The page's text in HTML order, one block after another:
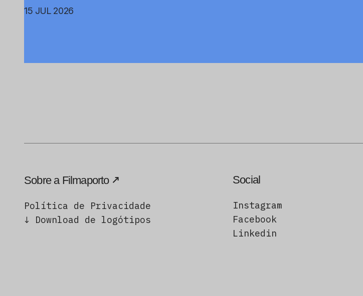
15 JUL 2026
Sobre a Filmaporto
Política de Privacidade
↓ Download de logótipos
Social
Instagram
Facebook
Linkedin